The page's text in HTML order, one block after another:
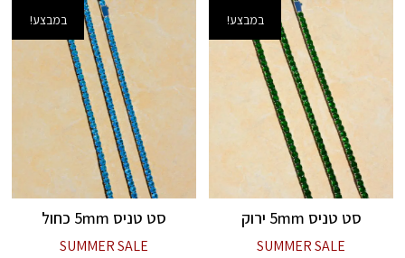
במבצע!
סט טניס 5mm ירוק
SUMMER SALE
במבצע!
סט טניס 5mm כחול
SUMMER SALE